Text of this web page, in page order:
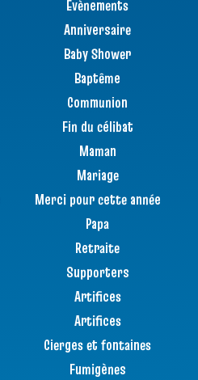
Évènements
Anniversaire
Baby Shower
Baptême
Communion
Fin du célibat
Maman
Mariage
Merci pour cette année
Papa
Retraite
Supporters
Artifices
Artifices
Cierges et fontaines
Fumigènes